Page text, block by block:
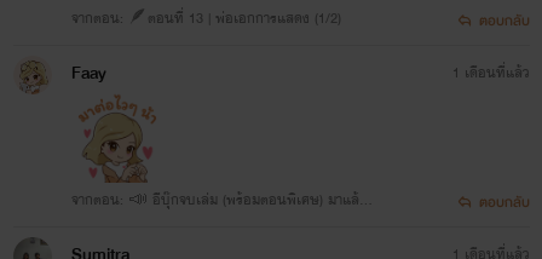
จากตอน: 🪶ตอนที่ 13 | พ่อเอกการแสดง (1/2) ตอบกลับ
Faay
จากตอน: 📣 อีบุ๊กจบเล่ม (พร้อมตอนพิเศษ) มาแล้ว
1 เดือนที่แล้ว
ตอบกลับ
1 เดือนที่แล้ว